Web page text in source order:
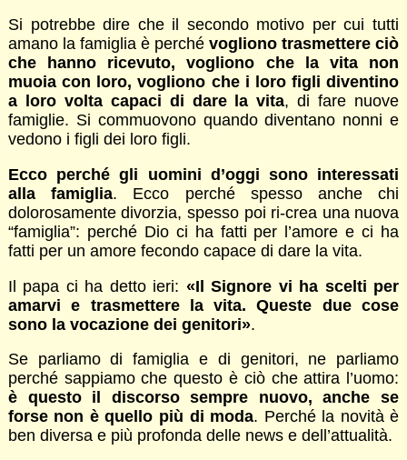
Si potrebbe dire che il secondo motivo per cui tutti
amano la famiglia è perchévogliono trasmettere ciò
che hanno ricevuto, vogliono che la vita non
muoia con loro, vogliono che i loro figli diventino
a loro volta capaci di dare la vita, di fare nuove
famiglie. Si commuovono quando diventano nonni e
vedono i figli dei loro figli.
Ecco perché gli uomini d’oggi sono interessati
alla famiglia. Ecco perché spesso anche chi
dolorosamente divorzia, spesso poi ri-crea una nuova
“famiglia”: perché Dio ci ha fatti per l’amore e ci ha
fatti per un amore fecondo capace di dare la vita.
Il papa ci ha detto ieri: «Il Signore vi ha scelti per
amarvi e trasmettere la vita. Queste due cose
sono la vocazione dei genitori».
Se parliamo di famiglia e di genitori, ne parliamo
perché sappiamo che questo è ciò che attira l’uomo:
è questo il discorso sempre nuovo, anche se
forse non è quello più di moda. Perché la novità è
ben diversa e più profonda delle news e dell’attualità.